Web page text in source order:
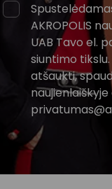
AKROPOLIS
UAB Tavo el.
siuntimo
atšaukti,